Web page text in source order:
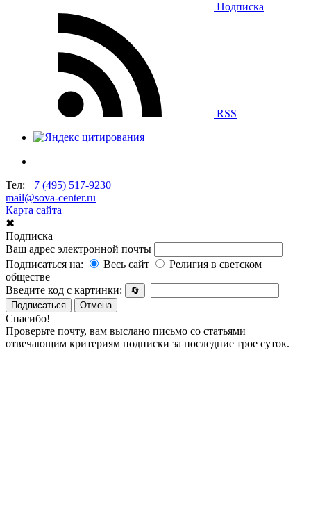
Подписка
RSS
Тел: +7 (495) 517-9230
mail@sova-center.ru
Карта сайта
✖
Подписка
Ваш адрес электронной почты
Подписаться на:
Весь сайт
Религия в светском
обществе
Введите код с картинки:
🔄
Подписаться
Отмена
Спасибо!
Проверьте почту, вам выслано письмо со статьями
отвечающим критериям подписки за последние трое суток.